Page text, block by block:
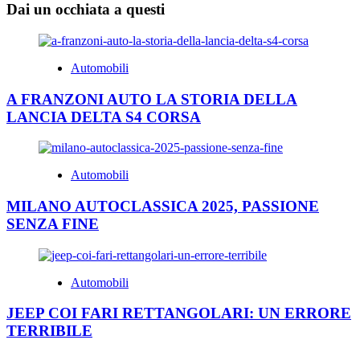
Dai un occhiata a questi
Automobili
A FRANZONI AUTO LA STORIA DELLA
LANCIA DELTA S4 CORSA
Automobili
MILANO AUTOCLASSICA 2025, PASSIONE
SENZA FINE
Automobili
JEEP COI FARI RETTANGOLARI: UN ERRORE
TERRIBILE